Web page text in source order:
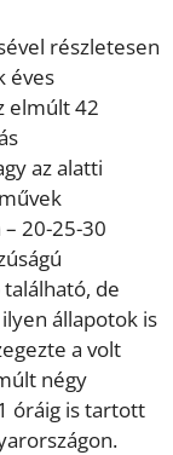
részletesen
éves
elmúlt 42
az alatti
20-25-30
de
állapotok is
a volt
négy
óráig is tartott